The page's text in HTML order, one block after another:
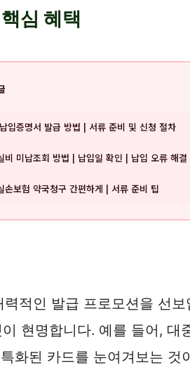
심 혜택
입증명서 발급 방법 | 서류 준비 및 신청 절차
비 미납조회 방법 | 납입일 확인 | 납입 오류 해결
손보험 약국청구 간편하게 | 서류 준비 팁
적인 발급 프로모션을 선
현명합니다. 예를 들어,
화된 카드를 눈여겨보는